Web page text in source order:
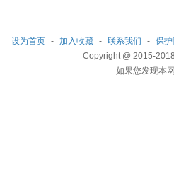
设为首页 - 加入收藏 - 联系我们 - 保
Copyright @ 2015-
如果您发现本